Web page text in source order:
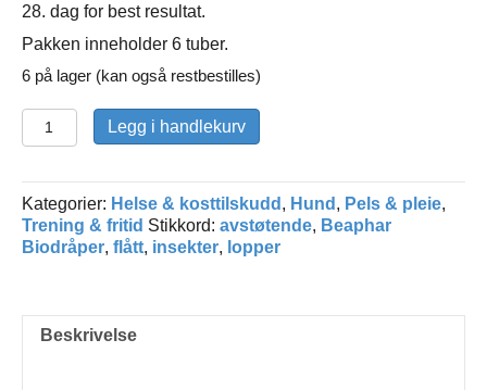
28. dag for best resultat.
Pakken inneholder 6 tuber.
6 på lager (kan også restbestilles)
Beaphar
Biodråper
ON
(hund
over
15
Legg i handlekurv
Kategorier: Helse & kosttilskudd , Hund , Pels & pleie,
Trening & fritid Stikkord: avstøtende, Beaphar
Biodråper, flått, insekter, lopper
Beskrivelse